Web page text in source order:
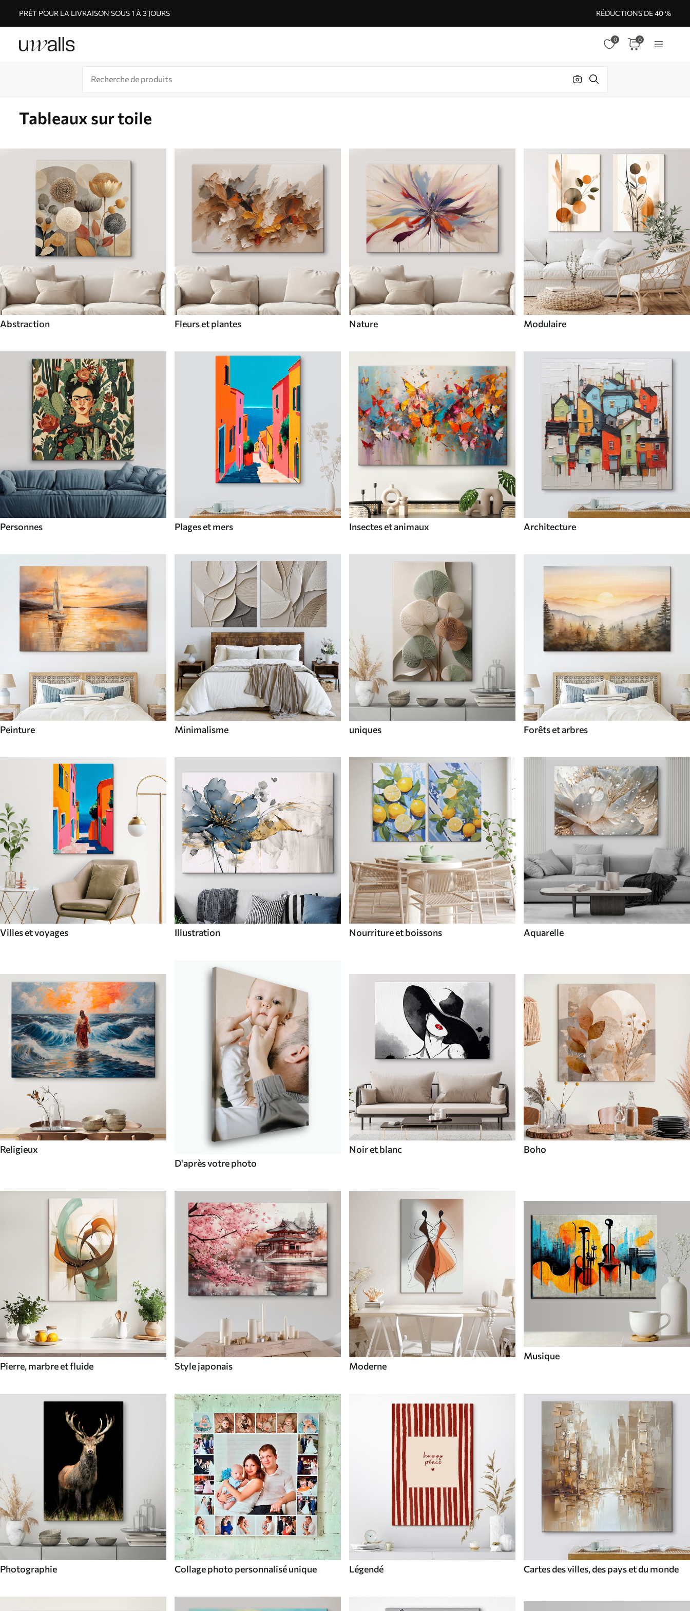
PRÊT POUR LA LIVRAISON SOUS 1 À 3 JOURS RÉDUCTIONS DE 40 %
0 0
Tableaux sur toile
Abstraction Fleurs et plantes Nature Modulaire
Personnes Plages et mers Insectes et animaux Architecture
Peinture Minimalisme uniques Forêts et arbres
Villes et voyages Illustration Nourriture et boissons Aquarelle
Religieux
D'après votre photo
Noir et blanc Boho
Pierre, marbre et fluide Style japonais Moderne
Musique
Photographie Collage photo personnalisé unique Légendé Cartes des villes, des pays et du monde